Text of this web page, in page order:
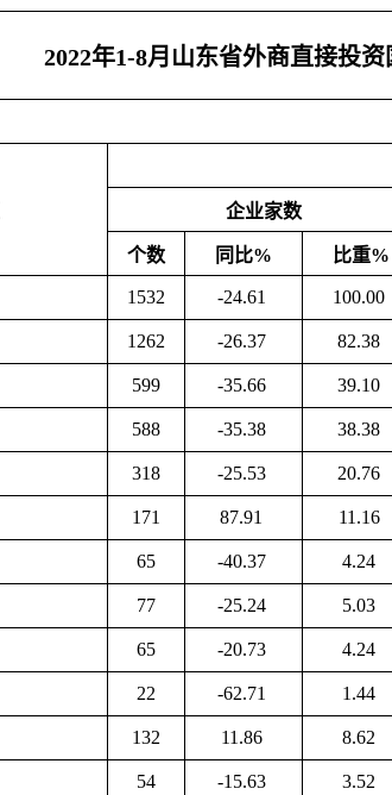
2022年1-8月山东省外商直接投
企业家数
个数 同比% 比重%
1532 -24.61 100.00
1262 -26.37 82.38
599 -35.66 39.10
588 -35.38 38.38
318 -25.53 20.76
171 87.91 11.16
65 -40.37 4.24
77 -25.24 5.03
65 -20.73 4.24
22 -62.71 1.44
132 11.86 8.62
54 -15.63 3.52